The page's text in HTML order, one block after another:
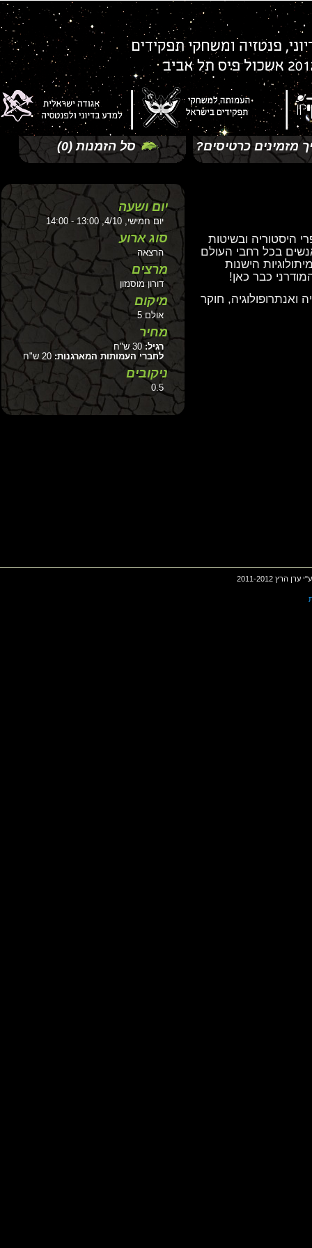
כרטיסים? סל הזמנות(0)
ובשיטות
בכל רחבי העולם
הישנות
כבר כאן!
חוקר
יום ושעה
יום חמישי, 4/10, 13:00 - 14:00
סוג ארוע
הרצאה
מרצים
דורון מוסנזון
מיקום
אולם 5
מחיר
רגיל:30 ש"ח
לחברי העמותות המארגנות:20 ש"ח
ניקובים
0.5
2012